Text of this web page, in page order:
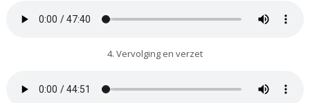
4. Vervolging en verzet